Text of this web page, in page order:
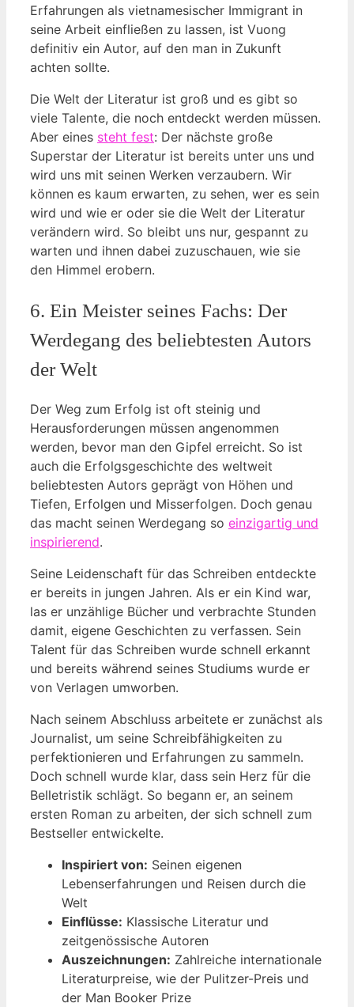
Erfahrungen als vietnamesischer Immigrant in
seine Arbeit einfließen zu lassen, ist Vuong
definitiv ein Autor, auf den man in Zukunft
achten sollte.
Die Welt der Literatur ist groß und es gibt so
viele Talente, die noch entdeckt werden müssen.
Aber eines steht fest: Der nächste große
Superstar der Literatur ist bereits unter uns und
wird uns mit seinen Werken verzaubern. Wir
können es kaum erwarten, zu sehen, wer es sein
wird und wie er oder sie die Welt der Literatur
verändern wird. So bleibt uns nur, gespannt zu
warten und ihnen dabei zuzuschauen, wie sie
den Himmel erobern.
6. Ein Meister seines Fachs: Der
Werdegang des beliebtesten Autors
der Welt
Der Weg zum Erfolg ist oft steinig und
Herausforderungen müssen angenommen
werden, bevor man den Gipfel erreicht. So ist
auch die Erfolgsgeschichte des weltweit
beliebtesten Autors geprägt von Höhen und
Tiefen, Erfolgen und Misserfolgen. Doch genau
das macht seinen Werdegang so einzigartig und
inspirierend.
Seine Leidenschaft für das Schreiben entdeckte
er bereits in jungen Jahren. Als er ein Kind war,
las er unzählige Bücher und verbrachte Stunden
damit, eigene Geschichten zu verfassen. Sein
Talent für das Schreiben wurde schnell erkannt
und bereits während seines Studiums wurde er
von Verlagen umworben.
Nach seinem Abschluss arbeitete er zunächst als
Journalist, um seine Schreibfähigkeiten zu
perfektionieren und Erfahrungen zu sammeln.
Doch schnell wurde klar, dass sein Herz für die
Belletristik schlägt. So begann er, an seinem
ersten Roman zu arbeiten, der sich schnell zum
Bestseller entwickelte.
Inspiriert von: Seinen eigenen
Lebenserfahrungen und Reisen durch die
Welt
Einflüsse: Klassische Literatur und
zeitgenössische Autoren
Auszeichnungen: Zahlreiche internationale
Literaturpreise, wie der Pulitzer-Preis und
der Man Booker Prize